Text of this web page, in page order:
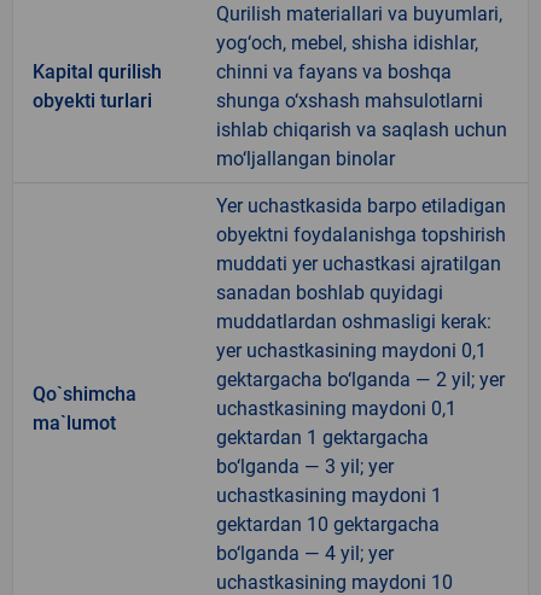
Kapital qurilish
obyekti turlari
Qurilish materiallari va buyumlari,
yog‘och, mebel, shisha idishlar,
chinni va fayans va boshqa
shunga o‘xshash mahsulotlarni
ishlab chiqarish va saqlash uchun
mo‘ljallangan binolar
Qo`shimcha
ma`lumot
Yer uchastkasida barpo etiladigan
obyektni foydalanishga topshirish
muddati yer uchastkasi ajratilgan
sanadan boshlab quyidagi
muddatlardan oshmasligi kerak:
yer uchastkasining maydoni 0,1
gektargacha bo‘lganda — 2 yil; yer
uchastkasining maydoni 0,1
gektardan 1 gektargacha
bo‘lganda — 3 yil; yer
uchastkasining maydoni 1
gektardan 10 gektargacha
bo‘lganda — 4 yil; yer
uchastkasining maydoni 10